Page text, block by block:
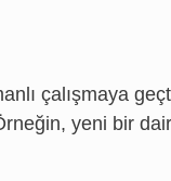
çalışmaya
yeni bir